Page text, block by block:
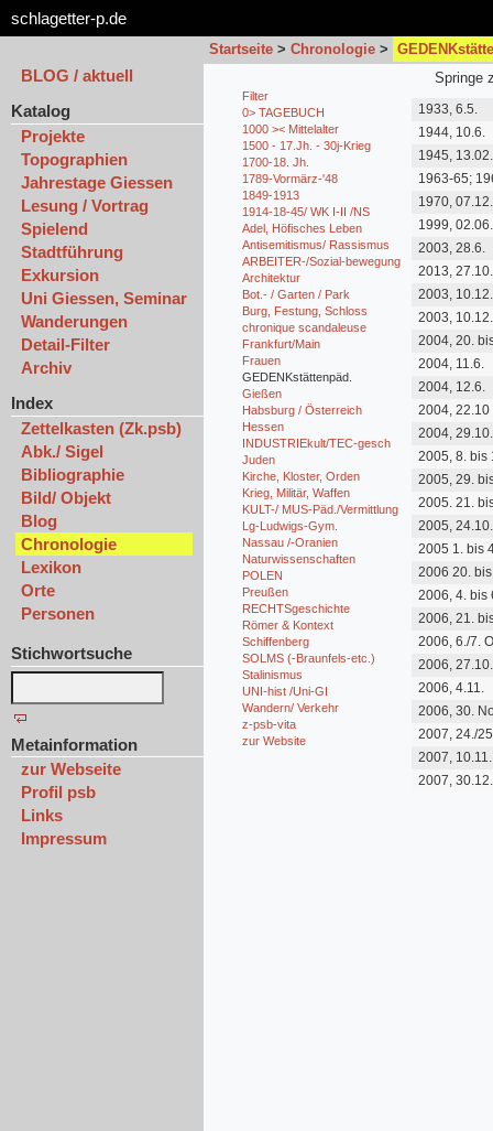
schlagetter-p.de
Startseite > Chronologie >
BLOG / aktuell
Katalog
Projekte
Topographien
Jahrestage Giessen
Lesung / Vortrag
Spielend
Stadtführung
Exkursion
Uni Giessen, Seminar
Wanderungen
Detail-Filter
Archiv
Index
Zettelkasten (Zk.psb)
Abk./ Sigel
Bibliographie
Bild/ Objekt
Blog
Chronologie
Lexikon
Orte
Personen
Stichwortsuche
Metainformation
zur Webseite
Profil psb
Links
Impressum
Filter
0> TAGEBUCH
1000 >< Mittelalter
1500 - 17.Jh. - 30j-Krieg
1700-18. Jh.
1789-Vormärz-'48
1849-1913
1914-18-45/ WK I-II /NS
Adel, Höfisches Leben
Antisemitismus/ Rassismus
ARBEITER-/Sozial-bewegung
Architektur
Bot.- / Garten / Park
Burg, Festung, Schloss
chronique scandaleuse
Frankfurt/Main
Frauen
GEDENKstättenpäd.
Gießen
Habsburg / Österreich
Hessen
INDUSTRIEkult/TEC-gesch
Juden
Kirche, Kloster, Orden
Krieg, Militär, Waffen
KULT-/ MUS-Päd./Vermittlung
Lg-Ludwigs-Gym.
Nassau /-Oranien
Naturwissenschaften
POLEN
Preußen
RECHTSgeschichte
Römer & Kontext
Schiffenberg
SOLMS (-Braunfels-etc.)
Stalinismus
UNI-hist /Uni-GI
Wandern/ Verkehr
z-psb-vita
zur Website
Springe
1933, 6.5.
1944, 10.6.
1945, 13.02.
1963-65;
1970, 07.12.
1999, 02.06.
2003, 28.6.
2013, 27.10.
2003, 10.12.
2003, 10.12.
2004, 20.
2004, 11.6.
2004, 12.6.
2004,
2004, 29.10.
2005, 8. bis
2005, 29.
2005. 21.
2005, 24.10.
2005 1. bis
2006 20.
2006, 4. bis
2006, 21.
2006, 6./7.
2006, 27.10.
2006, 4.11.
2006, 30.
2007, 24./
2007,
2007, 30.12.